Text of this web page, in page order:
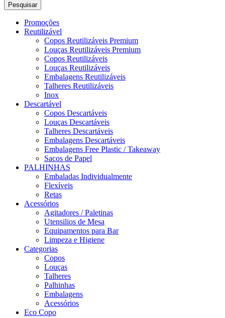
Pesquisar
Promoções
Reutilizável
Copos Reutilizáveis Premium
Louças Reutilizáveis Premium
Copos Reutilizáveis
Louças Reutilizáveis
Embalagens Reutilizáveis
Talheres Reutilizáveis
Inox
Descartável
Copos Descartáveis
Louças Descartáveis
Talheres Descartáveis
Embalagens Descartáveis
Embalagens Free Plastic / Takeaway
Sacos de Papel
PALHINHAS
Embaladas Individualmente
Flexíveis
Retas
Acessórios
Agitadores / Paletinas
Utensilios de Mesa
Equipamentos para Bar
Limpeza e Higiene
Categorias
Copos
Louças
Talheres
Palhinhas
Embalagens
Acessórios
Eco Copo